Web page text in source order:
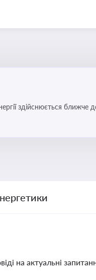
здійснюється
та стимулювання
на актуальні